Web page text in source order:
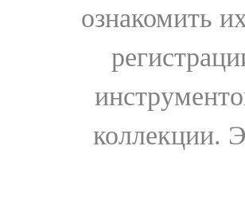
ознакомить
коллекции.